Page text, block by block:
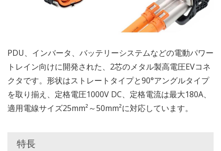
PDU、インバータ、バッテリーシステムなどの電動パワー
トレイン向けに開発された、2芯のメタル製高電圧EVコネ
クタです。形状はストレートタイプと90°アングルタイプ
を取り揃え、定格電圧1000V DC、定格電流は最大180A、
適用電線サイズ25mm²～50mm²に対応しています。
特長